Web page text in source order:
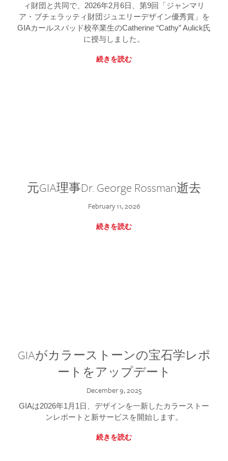
ィ財団と共同で、2026年2月6日、第9回「ジャンマリ
ア・ブチェラッティ財団ジュエリーデザイン優秀賞」を
GIAカールスバッド校卒業生のCatherine “Cathy” Aulick氏
に授与しました。
続きを読む
元GIA理事Dr. George Rossman逝去
February 11, 2026
続きを読む
GIAがカラーストーンの宝石学レポ
ートをアップデート
December 9, 2025
GIAは2026年1月1日、デザインを一新したカラーストー
ンレポートと新サービスを開始します。
続きを読む